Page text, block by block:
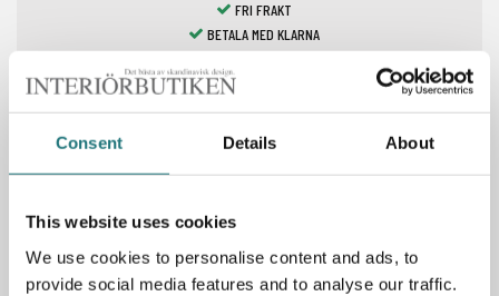
Consent Details About
This website uses cookies
We use cookies to personalise content and ads, to
provide social media features and to analyse our traffic.
FRI FRAKT
BETALA MED KLARNA
LAGERVAROR 1-7 DAGAR